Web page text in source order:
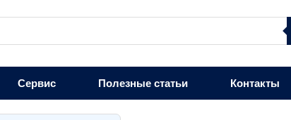
Сервис Полезные статьи Контакты